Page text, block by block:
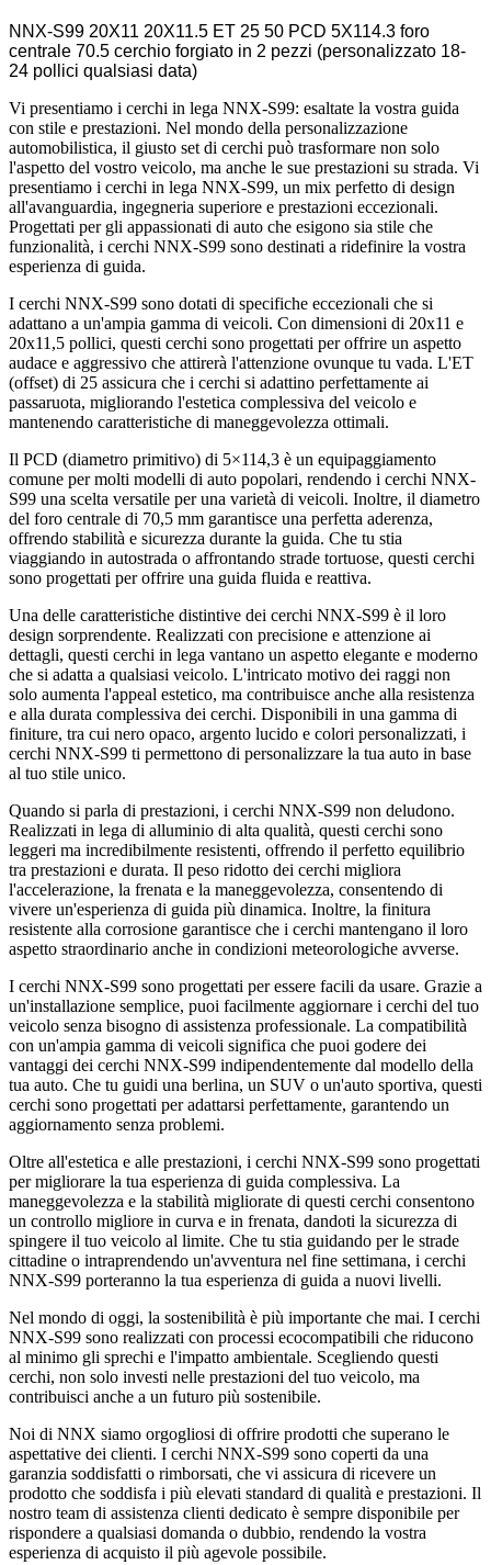
NNX-S99 20X11 20X11.5 ET 25 50 PCD 5X114.3 foro
centrale 70.5 cerchio forgiato in 2 pezzi (personalizzato 18-
24 pollici qualsiasi data)
Vi presentiamo i cerchi in lega NNX-S99: esaltate la vostra guida
con stile e prestazioni. Nel mondo della personalizzazione
automobilistica, il giusto set di cerchi può trasformare non solo
l'aspetto del vostro veicolo, ma anche le sue prestazioni su strada. Vi
presentiamo i cerchi in lega NNX-S99, un mix perfetto di design
all'avanguardia, ingegneria superiore e prestazioni eccezionali.
Progettati per gli appassionati di auto che esigono sia stile che
funzionalità, i cerchi NNX-S99 sono destinati a ridefinire la vostra
esperienza di guida.
I cerchi NNX-S99 sono dotati di specifiche eccezionali che si
adattano a un'ampia gamma di veicoli. Con dimensioni di 20x11 e
20x11,5 pollici, questi cerchi sono progettati per offrire un aspetto
audace e aggressivo che attirerà l'attenzione ovunque tu vada. L'ET
(offset) di 25 assicura che i cerchi si adattino perfettamente ai
passaruota, migliorando l'estetica complessiva del veicolo e
mantenendo caratteristiche di maneggevolezza ottimali.
Il PCD (diametro primitivo) di 5×114,3 è un equipaggiamento
comune per molti modelli di auto popolari, rendendo i cerchi NNX-
S99 una scelta versatile per una varietà di veicoli. Inoltre, il diametro
del foro centrale di 70,5 mm garantisce una perfetta aderenza,
offrendo stabilità e sicurezza durante la guida. Che tu stia
viaggiando in autostrada o affrontando strade tortuose, questi cerchi
sono progettati per offrire una guida fluida e reattiva.
Una delle caratteristiche distintive dei cerchi NNX-S99 è il loro
design sorprendente. Realizzati con precisione e attenzione ai
dettagli, questi cerchi in lega vantano un aspetto elegante e moderno
che si adatta a qualsiasi veicolo. L'intricato motivo dei raggi non
solo aumenta l'appeal estetico, ma contribuisce anche alla resistenza
e alla durata complessiva dei cerchi. Disponibili in una gamma di
finiture, tra cui nero opaco, argento lucido e colori personalizzati, i
cerchi NNX-S99 ti permettono di personalizzare la tua auto in base
al tuo stile unico.
Quando si parla di prestazioni, i cerchi NNX-S99 non deludono.
Realizzati in lega di alluminio di alta qualità, questi cerchi sono
leggeri ma incredibilmente resistenti, offrendo il perfetto equilibrio
tra prestazioni e durata. Il peso ridotto dei cerchi migliora
l'accelerazione, la frenata e la maneggevolezza, consentendo di
vivere un'esperienza di guida più dinamica. Inoltre, la finitura
resistente alla corrosione garantisce che i cerchi mantengano il loro
aspetto straordinario anche in condizioni meteorologiche avverse.
I cerchi NNX-S99 sono progettati per essere facili da usare. Grazie a
un'installazione semplice, puoi facilmente aggiornare i cerchi del tuo
veicolo senza bisogno di assistenza professionale. La compatibilità
con un'ampia gamma di veicoli significa che puoi godere dei
vantaggi dei cerchi NNX-S99 indipendentemente dal modello della
tua auto. Che tu guidi una berlina, un SUV o un'auto sportiva, questi
cerchi sono progettati per adattarsi perfettamente, garantendo un
aggiornamento senza problemi.
Oltre all'estetica e alle prestazioni, i cerchi NNX-S99 sono progettati
per migliorare la tua esperienza di guida complessiva. La
maneggevolezza e la stabilità migliorate di questi cerchi consentono
un controllo migliore in curva e in frenata, dandoti la sicurezza di
spingere il tuo veicolo al limite. Che tu stia guidando per le strade
cittadine o intraprendendo un'avventura nel fine settimana, i cerchi
NNX-S99 porteranno la tua esperienza di guida a nuovi livelli.
Nel mondo di oggi, la sostenibilità è più importante che mai. I cerchi
NNX-S99 sono realizzati con processi ecocompatibili che riducono
al minimo gli sprechi e l'impatto ambientale. Scegliendo questi
cerchi, non solo investi nelle prestazioni del tuo veicolo, ma
contribuisci anche a un futuro più sostenibile.
Noi di NNX siamo orgogliosi di offrire prodotti che superano le
aspettative dei clienti. I cerchi NNX-S99 sono coperti da una
garanzia soddisfatti o rimborsati, che vi assicura di ricevere un
prodotto che soddisfa i più elevati standard di qualità e prestazioni. Il
nostro team di assistenza clienti dedicato è sempre disponibile per
rispondere a qualsiasi domanda o dubbio, rendendo la vostra
esperienza di acquisto il più agevole possibile.